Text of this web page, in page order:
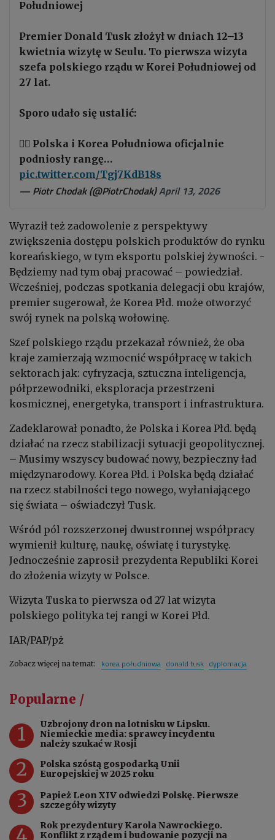
Południowej
Premier Donald Tusk złożył w dniach 12–13
kwietnia wizytę w Seulu. To pierwsza wizyta
szefa polskiego rządu w Korei Południowej od
27 lat.
Sporo udało się ustalić:
👉🏻 Polska i Korea Południowa oficjalnie
podniosły rangę…
pic.twitter.com/Tgj7KdB18s
— Piotr Chodak (@PiotrChodak)April 13, 2026
Wyraził też zadowolenie z perspektywy
zwiększenia dostępu polskich produktów do rynku
koreańskiego, w tym eksportu polskiej żywności. -
Będziemy nad tym obaj pracować – powiedział.
Wcześniej, podczas spotkania delegacji obu krajów,
premier sugerował, że Korea Płd. może otworzyć
swój rynek na polską wołowinę.
Szef polskiego rządu przekazał również, że oba
kraje zamierzają wzmocnić współpracę w takich
sektorach jak: cyfryzacja, sztuczna inteligencja,
półprzewodniki, eksploracja przestrzeni
kosmicznej, energetyka, transport i infrastruktura.
Zadeklarował ponadto, że Polska i Korea Płd. będą
działać na rzecz stabilizacji sytuacji geopolitycznej.
– Musimy wszyscy budować nowy, bezpieczny ład
międzynarodowy. Korea Płd. i Polska będą działać
na rzecz stabilności tego nowego, wyłaniającego
się świata – oświadczył Tusk.
Wśród pól rozszerzonej dwustronnej współpracy
wymienił kulturę, naukę, oświatę i turystykę.
Jednocześnie zaprosił prezydenta Republiki Korei
do złożenia wizyty w Polsce.
Wizyta Tuska to pierwsza od 27 lat wizyta
polskiego polityka tej rangi w Korei Płd.
IAR/PAP/pż
Zobacz więcej na temat: korea południowa donald tusk dyplomacja
Popularne /
1
Uzbrojony dron na lotnisku w Lipsku.
Niemieckie media: sprawcy incydentu
należy szukać w Rosji
2
Polska szóstą gospodarką Unii
Europejskiej w 2025 roku
3
Papież Leon XIV odwiedzi Polskę. Pierwsze
szczegóły wizyty
4
Rok prezydentury Karola Nawrockiego.
Konflikt z rządem i budowanie pozycji na